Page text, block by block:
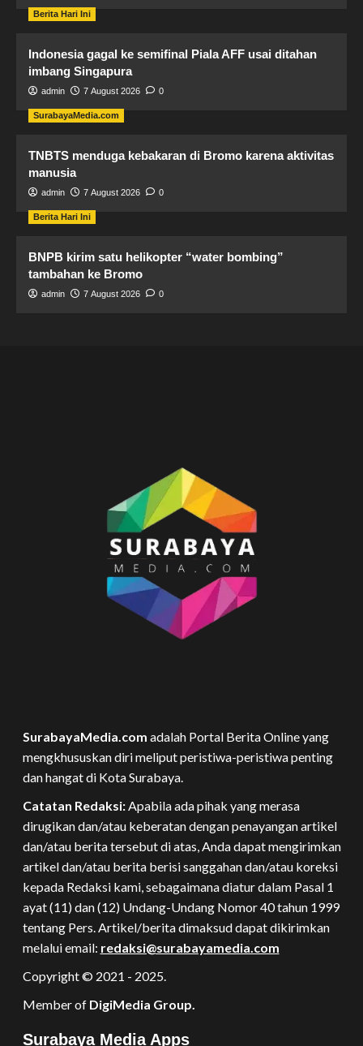
Berita Hari Ini
Indonesia gagal ke semifinal Piala AFF usai ditahan
imbang Singapura
admin 7 August 2026 0
SurabayaMedia.com
TNBTS menduga kebakaran di Bromo karena aktivitas
manusia
admin 7 August 2026 0
Berita Hari Ini
BNPB kirim satu helikopter “water bombing”
tambahan ke Bromo
admin 7 August 2026 0
SurabayaMedia.com adalah Portal Berita Online yang
mengkhususkan diri meliput peristiwa-peristiwa penting
dan hangat di Kota Surabaya.
Catatan Redaksi:Apabila ada pihak yang merasa
dirugikan dan/atau keberatan dengan penayangan artikel
dan/atau berita tersebut di atas, Anda dapat mengirimkan
artikel dan/atau berita berisi sanggahan dan/atau koreksi
kepada Redaksi kami, sebagaimana diatur dalam Pasal 1
ayat (11) dan (12) Undang-Undang Nomor 40 tahun 1999
tentang Pers. Artikel/berita dimaksud dapat dikirimkan
melalui email: redaksi@surabayamedia.com
Copyright © 2021 - 2025.
Member of DigiMedia Group.
Surabaya Media Apps